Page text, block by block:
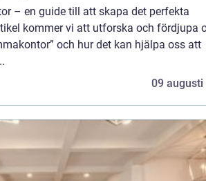
– en guide till att skapa det perfekta
kommer vi att utforska och fördjupa
och hur det kan hjälpa oss att
09 augusti